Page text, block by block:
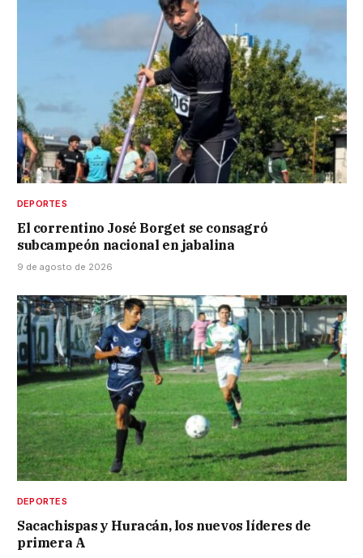
DEPORTES
El correntino José Borget se consagró
subcampeón nacional en jabalina
9 de agosto de 2026
DEPORTES
Sacachispas y Huracán, los nuevos líderes de
primera A